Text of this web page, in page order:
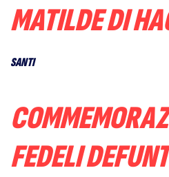
MATILDE DI
SANTI
FEDELI